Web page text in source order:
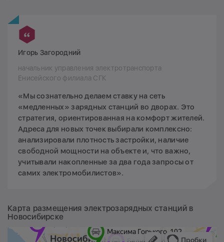
Игорь Загородний
начальник управления электротранспорта
Енисейского филиала СГК
«Мы сознательно делаем ставку на сеть
«медленных» зарядных станций во дворах. Это
стратегия, ориентированная на комфорт жителей.
Адреса для новых точек выбирали комплексно:
анализировали плотность застройки, наличие
свободной мощности на объекте и, что важно,
учитывали накопленные за два года запросы от
самих электромобилистов».
Карта размещения электрозарядных станций в
Новосибирске